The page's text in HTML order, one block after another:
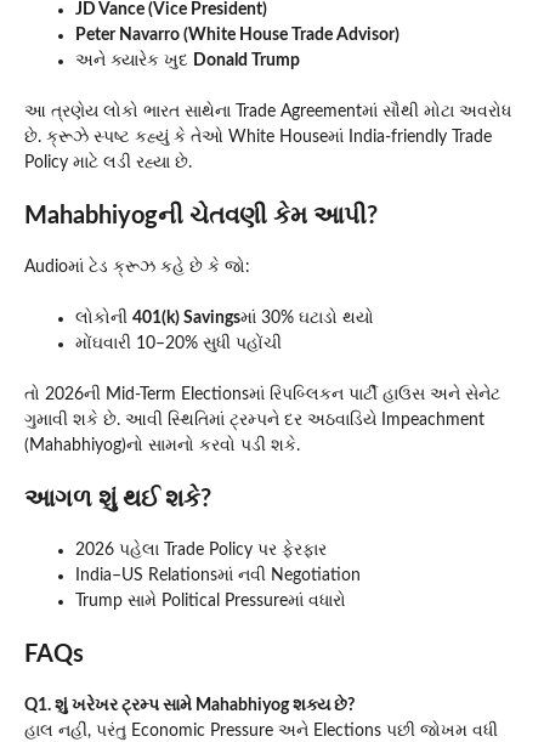
JD Vance (Vice President)
Peter Navarro (White House Trade Advisor)
અને ક્યારેક ખુદ Donald Trump
આ ત્રણેય લોકો ભારત સાથેના Trade Agreementમાં સૌથી મોટા અવરોધ
છે. ક્રૂઝે સ્પષ્ટ કહ્યું કે તેઓ White Houseમાં India-friendly Trade
Policy માટે લડી રહ્યા છે.
Mahabhiyogની ચેતવણી કેમ આપી?
Audioમાં ટેડ ક્રૂઝ કહે છે કે જો:
લોકોની 401(k) Savingsમાં 30% ઘટાડો થયો
મોંઘવારી 10–20% સુધી પહોંચી
તો 2026ની Mid-Term Electionsમાં રિપબ્લિકન પાર્ટી હાઉસ અને સેનેટ
ગુમાવી શકે છે. આવી સ્થિતિમાં ટ્રમ્પને દર અઠવાડિયે Impeachment
(Mahabhiyog)નો સામનો કરવો પડી શકે.
આગળ શું થઈ શકે?
2026 પહેલા Trade Policy પર ફેરફાર
India–US Relationsમાં નવી Negotiation
Trump સામે Political Pressureમાં વધારો
FAQs
Q1. શું ખરેખર ટ્રમ્પ સામે Mahabhiyog શક્ય છે?
હાલ નહીં, પરંતુ Economic Pressure અને Elections પછી જોખમ વધી